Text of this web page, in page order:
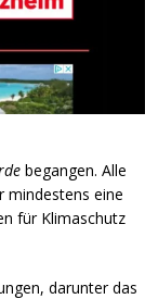
begangen. Alle
mindestens eine
für Klimaschutz
darunter das